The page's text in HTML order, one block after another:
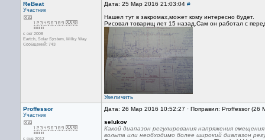
ReBeat
Участник
с окт 2008
Eartch, Solar System, Milky Way
Сообщений: 743
Дата: 25 Мар 2016 21:03:04 #
Нашел тут в закромах,может кому интересно будет.
Рисовал товарищ лет 15 назад.Сам он работал с
Увеличить
Proffessor
Участник
с янв 2012
Дата: 26 Мар 2016 10:52:27 · Поправил: Proffessor
selukov
Какой диапазон регулирования напряжения
вольта или необходимо более широкий диапазон